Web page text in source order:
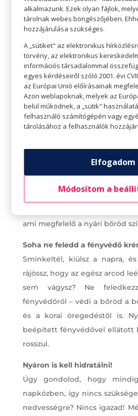
Nem megfelelő árnyalat
télen, világos bőrhöz
korrektorok biztosan nem
ami megfelelő a nyári bőröd
Soha ne feledd a fényvédő
Sminkeltél, kiülsz a napra,
rájössz, hogy az egész arcod
sem vágysz? Ne
fényvédőről – védi a bőröd a
és a korai öregedéstől is.
beépített fényvédővel ellátott
rosszul.
Nyáron is kell hidratálni!
Úgy gondolod, hogy
napközben, így nincs
nedvességre? Nincs igazad!
alkalmazunk. Ezek olyan fájlok,
tárolnak webes böngészőjében.
hozzájárulása szükséges.
A „sütiket" az elektronikus
törvény, az elektronikus
információs társadalommal
egyes kérdéseiről szóló 2001. évi
az Európai Unió előírásainak
Azon weblapoknak, melyek az
belül működnek, a „sütik"
felhasználó számítógépén vagy
tárolásához a felhasználók
Elfogadom
Módosítom a